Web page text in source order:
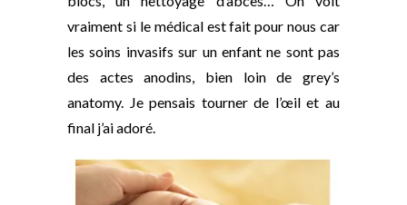
vraiment si le médical est fait pour nous car
les soins invasifs sur un enfant ne sont pas
des actes anodins, bien loin de grey’s
anatomy. Je pensais tourner de l’œil et au
final j’ai adoré.